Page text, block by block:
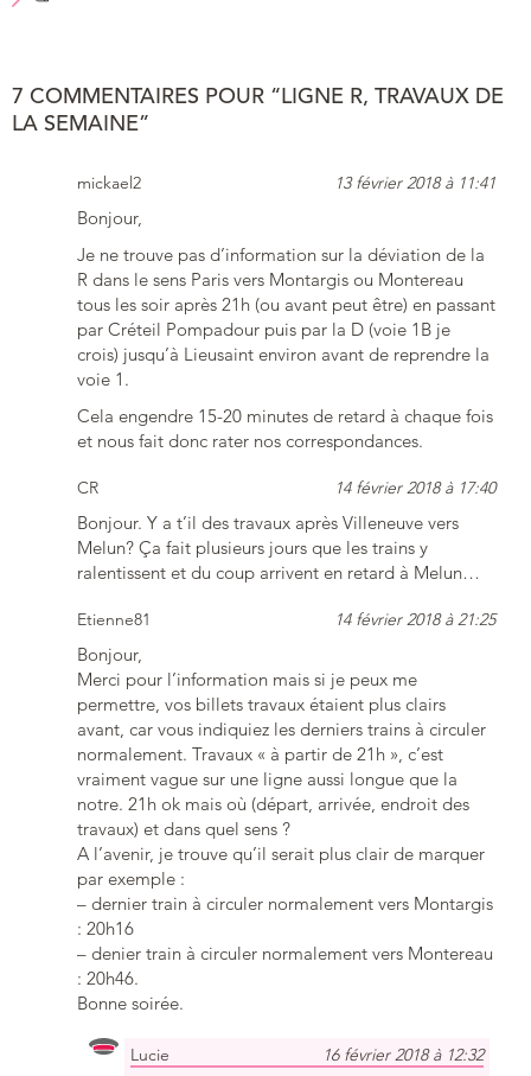
7 COMMENTAIRES POUR “LIGNE R, TRAVAUX DE
LA SEMAINE”
mickael2 13 février 2018 à 11:41
Bonjour,
Je ne trouve pas d’information sur la déviation de la
R dans le sens Paris vers Montargis ou Montereau
tous les soir après 21h (ou avant peut être) en passant
par Créteil Pompadour puis par la D (voie 1B je
crois) jusqu’à Lieusaint environ avant de reprendre la
voie 1.
Cela engendre 15-20 minutes de retard à chaque fois
et nous fait donc rater nos correspondances.
CR 14 février 2018 à 17:40
Bonjour. Y a t’il des travaux après Villeneuve vers
Melun? Ça fait plusieurs jours que les trains y
ralentissent et du coup arrivent en retard à Melun…
Etienne81 14 février 2018 à 21:25
Bonjour,
Merci pour l’information mais si je peux me
permettre, vos billets travaux étaient plus clairs
avant, car vous indiquiez les derniers trains à circuler
normalement. Travaux « à partir de 21h », c’est
vraiment vague sur une ligne aussi longue que la
notre. 21h ok mais où (départ, arrivée, endroit des
travaux) et dans quel sens ?
A l’avenir, je trouve qu’il serait plus clair de marquer
par exemple :
– dernier train à circuler normalement vers Montargis
: 20h16
– denier train à circuler normalement vers Montereau
: 20h46.
Bonne soirée.
Lucie 16 février 2018 à 12:32